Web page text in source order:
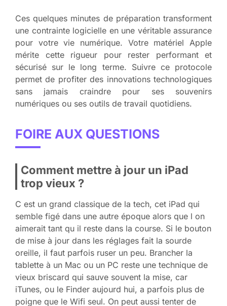
Ces quelques minutes de préparation transforment
une contrainte logicielle en une véritable assurance
pour votre vie numérique. Votre matériel Apple
mérite cette rigueur pour rester performant et
sécurisé sur le long terme. Suivre ce protocole
permet de profiter des innovations technologiques
sans jamais craindre pour ses souvenirs
numériques ou ses outils de travail quotidiens.
FOIRE AUX QUESTIONS
Comment mettre à jour un iPad
trop vieux ?
C est un grand classique de la tech, cet iPad qui
semble figé dans une autre époque alors que l on
aimerait tant qu il reste dans la course. Si le bouton
de mise à jour dans les réglages fait la sourde
oreille, il faut parfois ruser un peu. Brancher la
tablette à un Mac ou un PC reste une technique de
vieux briscard qui sauve souvent la mise, car
iTunes, ou le Finder aujourd hui, a parfois plus de
poigne que le Wifi seul. On peut aussi tenter de